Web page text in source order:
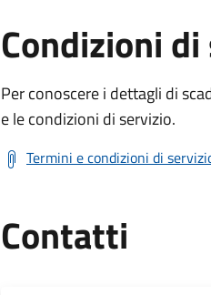
Condizioni
Per conoscere i dettagli di
e le condizioni di servizio.
Termini e condizioni di
Contatti